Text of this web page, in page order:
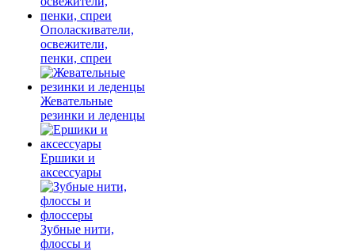
Ополаскиватели,
освежители,
пенки, спреи
Жевательные
резинки и леденцы
Ершики и
аксессуары
Зубные нити,
флоссы и